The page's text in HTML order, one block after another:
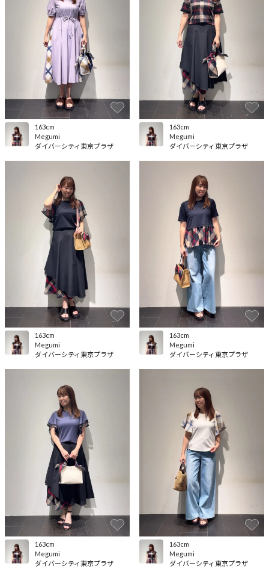
ダイバーシティ東京プラザ
Megumi
163cm
ダイバーシティ東京プラザ
Megumi
163cm
ダイバーシティ東京プラザ
Megumi
163cm
ダイバーシティ東京プラザ
Megumi
163cm
ダイバーシティ東京プラザ
Megumi
163cm
ダイバーシティ東京プラザ
Megumi
163cm